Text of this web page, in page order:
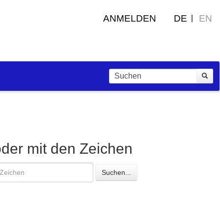
ANMELDEN DE EN
mit den Zeichen
Suchen...